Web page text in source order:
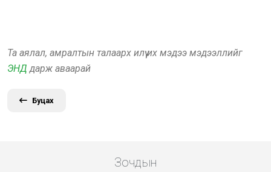
Та аялал, амралтын талаарх илүү их мэдээ мэдээллийг
ЭНД дарж аваарай
Буцах
Зочдын